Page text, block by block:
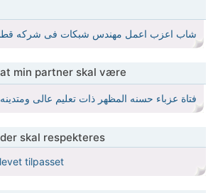
شاب اعزب اعمل مهندس شبكات فى شركه
min partner skal være
فتاة عزباء حسنه المظهر ذات تعليم عالى
skal respekteres
tilpasset